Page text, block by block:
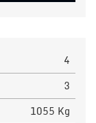
4
3
1055 Kg